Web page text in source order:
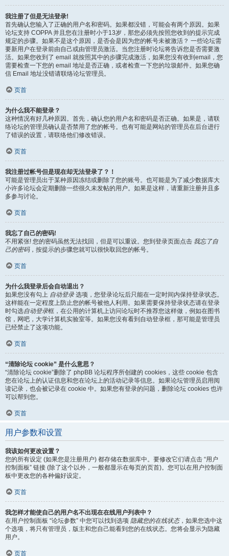
我注册了但是无法登录!
首先确认您输入了正确的用户名和密码。如果都没错，可能会有两个原因。如果
论坛支持 COPPA 并且您在注册时小于13岁，那您必须先按照您收到的提示完成
规定的步骤。如果不是这个原因，是否会是因为您的帐号未被激活？ 一些论坛需
要新用户在登录前由自己或由管理员激活。当您注册时论坛将告诉您是否需要激
活。如果您收到了 email 就按照其中的步骤完成激活，如果您没有收到email，您
需要检查一下您的 email 地址是否正确，或者检查一下您的垃圾邮件。如果您确
信 Email 地址没错请联络论坛管理员。
页首
为什么我不能登录？
这种情况有好几种原因。首先，确认您的用户名和密码是否正确。如果是，请联
络论坛的管理员确认是否禁用了您的帐号。也有可能是网站的管理员在后台进行
了错误的设置，请联络他们修改错误。
页首
我注册过帐号但是现在却无法登录了？！
可能是管理员出于某种原因冻结或删除了您的账号。也可能是为了减少数据库大
小许多论坛会定期删除一些很久未发帖的用户。如果是这样，请重新注册并且多
多参与讨论。
页首
我忘了自己的密码!
不用紧张! 您的密码虽然无法找回，但是可以重设。您到登录页面点击 我忘了自
己的密码，按提示的步骤您就可以很快取回您的帐号。
页首
为什么我登录后会自动退出？
如果您没有勾上 自动登录选项，您登录论坛后只能在一定时间内保持登录状态。
这样能在一定程度上防止您的帐号被他人利用。如果需要保持登录状态请在登录
时勾选自动登录框，在公用的计算机上访问论坛时不推荐您这样做，例如在图书
馆，网吧，大学计算机实验室等。如果您没有看到自动登录框，那可能是管理员
已经禁止了这项功能。
页首
“清除论坛 cookie” 是什么意思？
“清除论坛 cookie”删除了 phpBB 论坛程序所创建的 cookies，这些 cookie 包含
您在论坛上的认证信息和您在论坛上的活动记录等信息。如果论坛管理员启用阅
读记录，也会被记录在 cookie 中。如果您有登录的问题，删除论坛 cookies 也许
可以帮到您。
页首
用户参数和设置
我该如何更改设置？
您的所有设定 (如果您是注册用户) 都存储在数据库中。要修改它们请点击 “用户
控制面板” 链接 (除了这个以外，一般都显示在每页的页首)。您可以在用户控制面
板中更改您的各种偏好设定。
页首
我怎样才能使自己的用户名不出现在在线用户列表中？
在用户控制面板 “论坛参数” 中您可以找到选项 隐藏您的在线状态，如果您选中这
个选项，将只有管理员，版主和您自己能看到您的在线状态。您将会显示为隐藏
用户。
页首